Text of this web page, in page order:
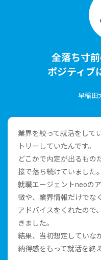
全落ち⼨
ポジティブ
早稲⽥
業界を絞って就活をして
トリーしていたんです。
どこかで内定が出るもの
接で落ち続けていました。
就職エージェントneoの
徴や、業界情報だけでな
アドバイスをくれたので
きました。
結果、当初想定していな
納得感をもって就活を終